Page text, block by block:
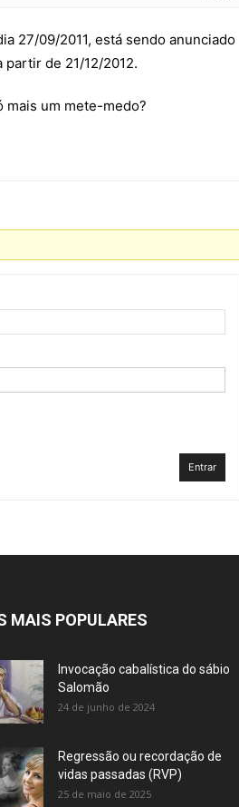
27/09/2011, está sendo anunciado
de 21/12/2012.
mais um mete-medo?
Entrar
MAIS POPULARES
Invocação cabalística do sábio
Salomão
24 de junho de 2024
Regressão ou recordação de
vidas passadas (RVP)
25 de maio de 2025